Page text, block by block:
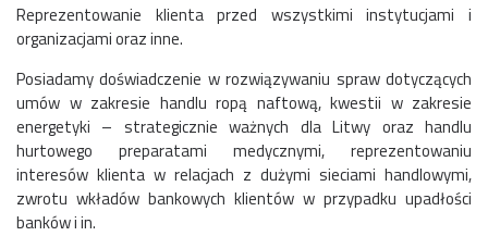
Reprezentowanie klienta przed wszystkimi instytucjami i
organizacjami oraz inne.
Posiadamy doświadczenie w rozwiązywaniu spraw dotyczących
umów w zakresie handlu ropą naftową, kwestii w zakresie
energetyki – strategicznie ważnych dla Litwy oraz handlu
hurtowego preparatami medycznymi, reprezentowaniu
interesów klienta w relacjach z dużymi sieciami handlowymi,
zwrotu wkładów bankowych klientów w przypadku upadłości
banków i in.